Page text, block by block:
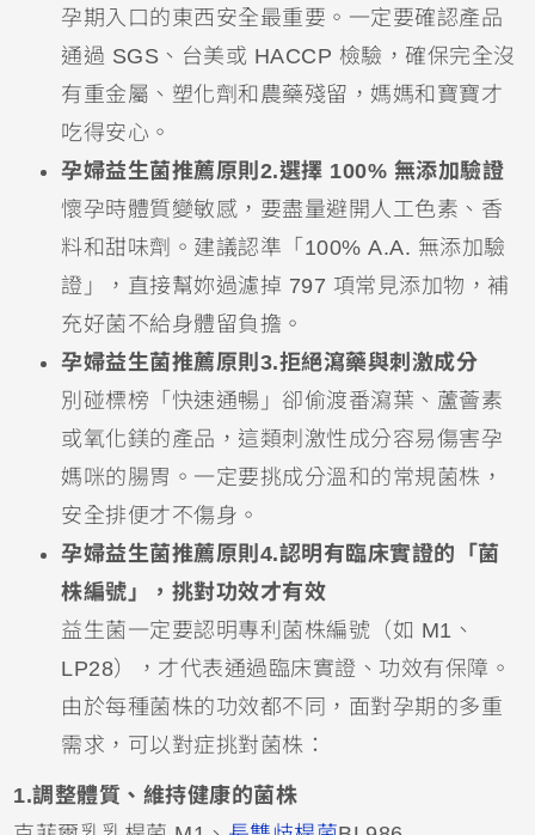
孕期入口的東西安全最重要。一定要確認產品
通過 SGS、台美或 HACCP 檢驗，確保完全沒
有重金屬、塑化劑和農藥殘留，媽媽和寶寶才
吃得安心。
孕婦益生菌推薦原則2.選擇 100% 無添加驗證
懷孕時體質變敏感，要盡量避開人工色素、香
料和甜味劑。建議認準「100% A.A. 無添加驗
證」，直接幫妳過濾掉 797 項常見添加物，補
充好菌不給身體留負擔。
孕婦益生菌推薦原則3.拒絕瀉藥與刺激成分
別碰標榜「快速通暢」卻偷渡番瀉葉、蘆薈素
或氧化鎂的產品，這類刺激性成分容易傷害孕
媽咪的腸胃。一定要挑成分溫和的常規菌株，
安全排便才不傷身。
孕婦益生菌推薦原則4.認明有臨床實證的「菌
株編號」，挑對功效才有效
益生菌一定要認明專利菌株編號（如 M1、
LP28），才代表通過臨床實證、功效有保障。
由於每種菌株的功效都不同，面對孕期的多重
需求，可以對症挑對菌株：
1.調整體質、維持健康的菌株